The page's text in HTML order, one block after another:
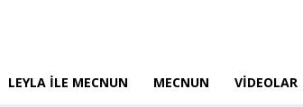
LEYLA ILE MECNUN MECNUN VIDEOLAR